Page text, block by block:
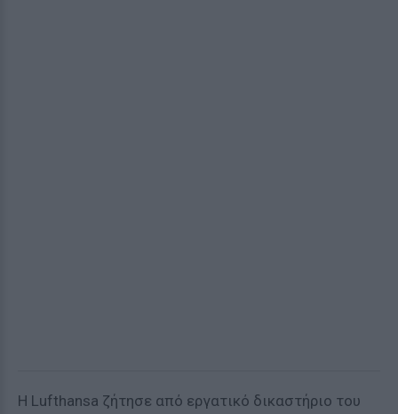
Η Lufthansa ζήτησε από εργατικό δικαστήριο του